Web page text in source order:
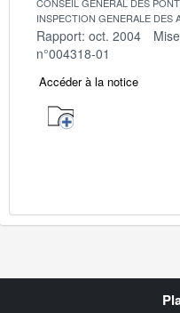
INSPECTION GENERALE DES
Rapport: oct. 2004
n°004318-01
Accéder à la notice